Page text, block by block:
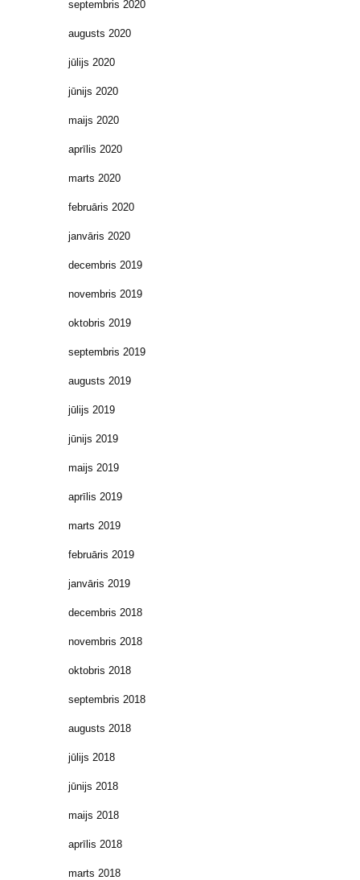
septembris 2020
augusts 2020
jūlijs 2020
jūnijs 2020
maijs 2020
aprīlis 2020
marts 2020
februāris 2020
janvāris 2020
decembris 2019
novembris 2019
oktobris 2019
septembris 2019
augusts 2019
jūlijs 2019
jūnijs 2019
maijs 2019
aprīlis 2019
marts 2019
februāris 2019
janvāris 2019
decembris 2018
novembris 2018
oktobris 2018
septembris 2018
augusts 2018
jūlijs 2018
jūnijs 2018
maijs 2018
aprīlis 2018
marts 2018